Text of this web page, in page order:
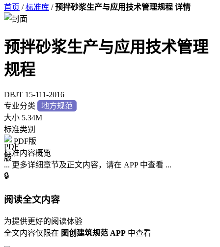
首页 / 标准库 / 预拌砂浆生产与应用技术管理规程 详情
预拌砂浆生产与应用技术管理
规程
DBJT 15-111-2016
专业分类
地方规范
大小 5.34M
标准类别
PDF版
标准内容概览
... 更多详细章节及正文内容，请在 APP 中查看 ...
🔒
阅读全文内容
为提供更好的阅读体验
全文内容仅限在 图创建筑规范 APP 中查看